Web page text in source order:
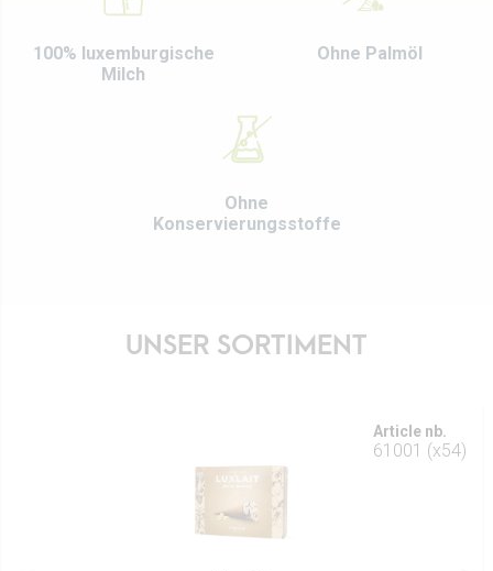
100% luxemburgische
Milch
Ohne Palmöl
Ohne
Konservierungsstoffe
UNSER SORTIMENT
Article nb.
61001 (x54)